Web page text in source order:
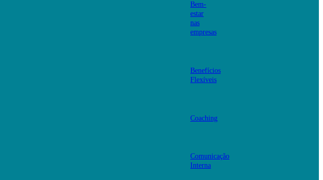
Bem-
estar
nas
empresas
Benefícios
Flexíveis
Coaching
Comunicação
Interna